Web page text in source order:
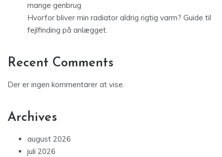
mange genbrug
Hvorfor bliver min radiator aldrig rigtig varm? Guide til
fejlfinding på anlægget.
Recent Comments
Der er ingen kommentarer at vise.
Archives
august 2026
juli 2026